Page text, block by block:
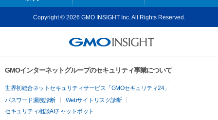
Copyright © 2026 GMO INSIGHT Inc. All Rights Reserved.
GMOインターネットグループのセキュリティ事業について
世界初総合ネットセキュリティサービス「GMOセキュリティ24」
パスワード漏洩診断
Webサイトリスク診断
セキュリティ相談AIチャットボット